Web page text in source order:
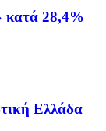
κατά 28,4%
Ελλάδα